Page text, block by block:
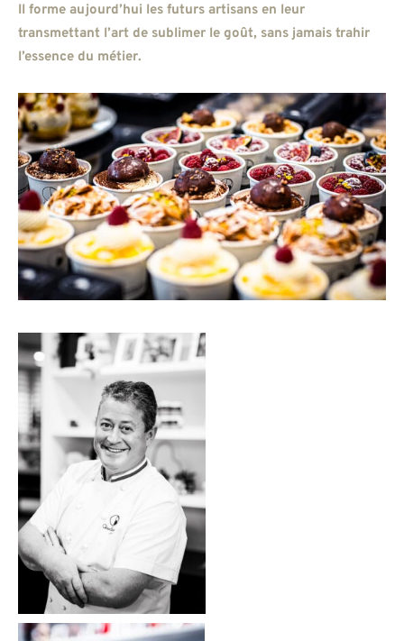
Il forme aujourd’hui les futurs artisans en leur
transmettant l’art de sublimer le goût, sans jamais trahir
l’essence du métier.